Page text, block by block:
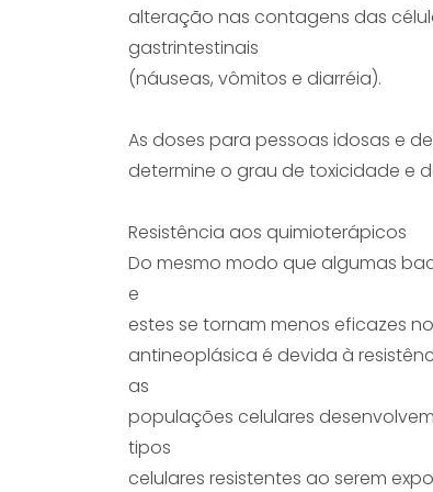
alteração nas contagens das
gastrintestinais
(náuseas, vômitos e diarréia).
As doses para pessoas idosas e
determine o grau de toxicidade e
Resistência aos quimioterápicos
Do mesmo modo que algumas
e
estes se tornam menos eficazes
antineoplásica é devida à
as
populações celulares
tipos
celulares resistentes ao serem